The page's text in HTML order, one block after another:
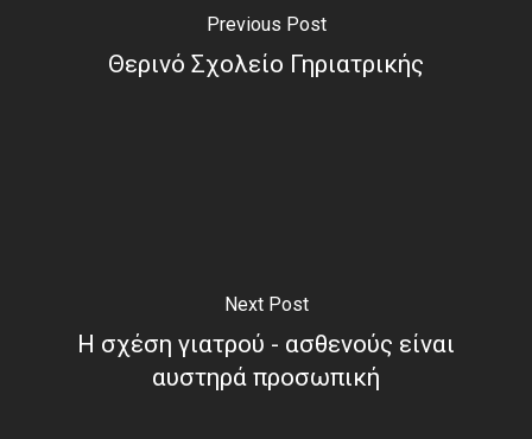
Previous Post
Θερινό Σχολείο Γηριατρικής
Next Post
Η σχέση γιατρού - ασθενούς είναι
αυστηρά προσωπική